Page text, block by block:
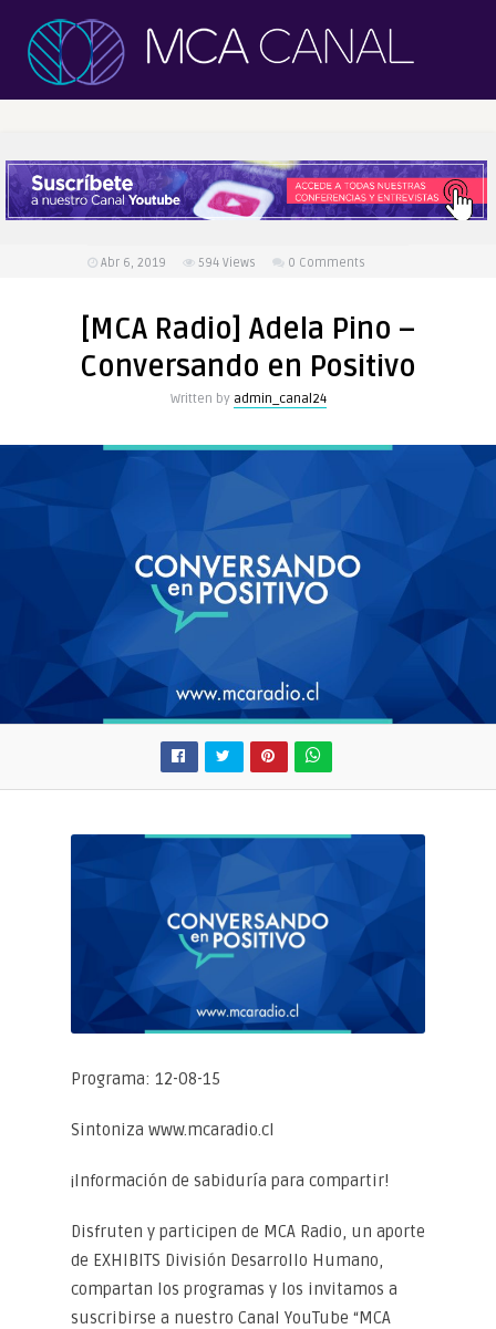
Abr 6, 2019 594 Views 0 Comments
[MCA Radio] Adela Pino –
Conversando en Positivo
Written by admin_canal24
Programa: 12-08-15
Sintoniza www.mcaradio.cl
¡Información de sabiduría para compartir!
Disfruten y participen de MCA Radio, un aporte
de EXHIBITS División Desarrollo Humano,
compartan los programas y los invitamos a
suscribirse a nuestro Canal YouTube “MCA